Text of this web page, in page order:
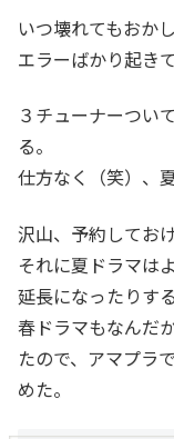
いつ壊れてもおか
エラーばかり起き
３チューナーつい
る。
仕方なく（笑）、
沢山、予約してお
それに夏ドラマは
延長になったりす
春ドラマもなんだ
たので、アマプラ
めた。